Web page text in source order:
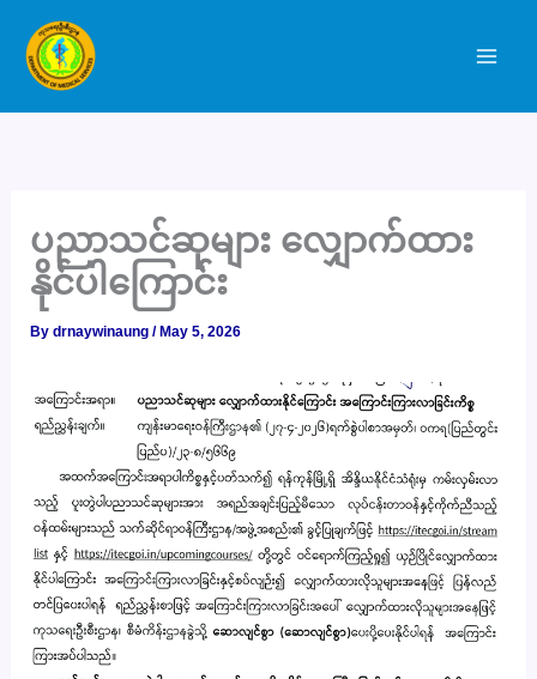
content
ပညာသင်ဆုများ လျှောက်ထား
နိုင်ပါကြောင်း
Bydrnaywinaung/ May 5, 2026